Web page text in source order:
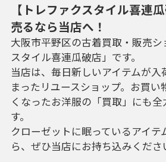
【トレファクスタイル喜連
売るなら当店へ！
大阪市平野区の古着買取・販売
スタイル喜連瓜破店」です。
当店は、毎日新しいアイテムが
まったリユースショップ。お買
くなったお洋服の「買取」にも
す。
クローゼットに眠っているアイテ
ら、ぜひ当店にお持ち込みくださ